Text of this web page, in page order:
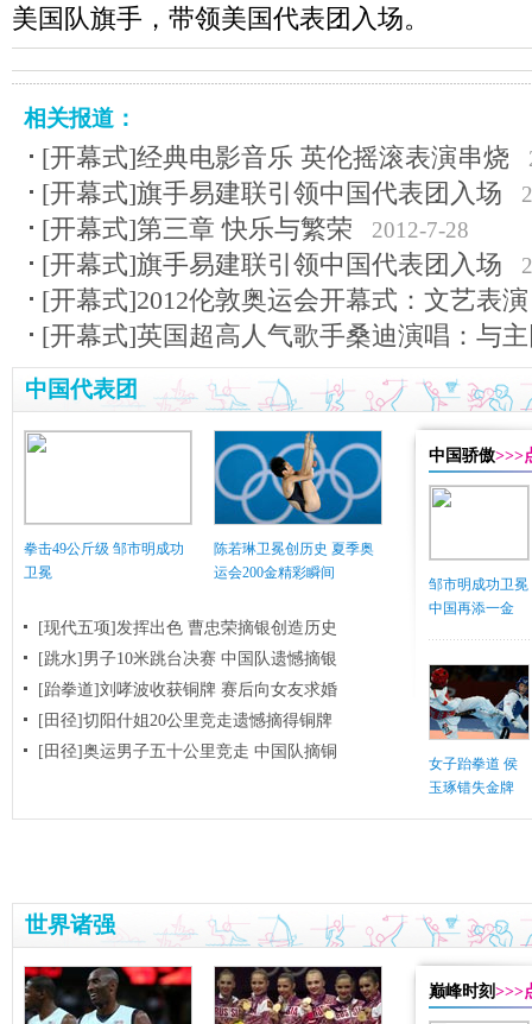
美国队旗手，带领美国代表团入场。
相关报道：
[开幕式]经典电影音乐 英伦摇滚表演串烧
[开幕式]旗手易建联引领中国代表团入场
[开幕式]第三章 快乐与繁荣 2012-7-28
[开幕式]旗手易建联引领中国代表团入场
[开幕式]2012伦敦奥运会开幕式：文艺表演
[开幕式]英国超高人气歌手桑迪演唱：与
中国代表团
拳击49公斤级 邹市明成功
卫冕
陈若琳卫冕创历史 夏季奥
运会200金精彩瞬间
[现代五项]发挥出色 曹忠荣摘银创造历史
[跳水]男子10米跳台决赛 中国队遗憾摘银
[跆拳道]刘哮波收获铜牌 赛后向女友求婚
[田径]切阳什姐20公里竞走遗憾摘得铜牌
[田径]奥运男子五十公里竞走 中国队摘铜
中国骄傲>>>
邹市明成功卫冕
中国再添一金
女子跆拳道 侯
玉琢错失金牌
世界诸强
巅峰时刻>>>